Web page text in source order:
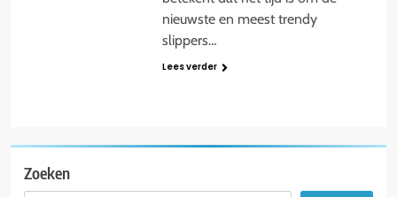
nieuwste en meest trendy
slippers…
Lees verder
Zoeken